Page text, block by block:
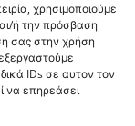
χρησιμοποιούμε
ή την πρόσβαση
σας στην χρήση
IDs σε αυτον τον
να επηρεάσει
ή